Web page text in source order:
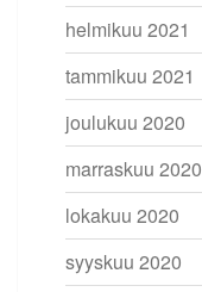
helmikuu 2021
tammikuu 2021
joulukuu 2020
marraskuu 2020
lokakuu 2020
syyskuu 2020